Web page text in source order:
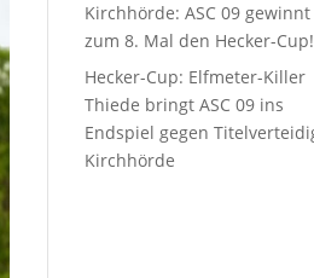
Kirchhörde: ASC 09 gewinnt
zum 8. Mal den Hecker-Cup!
Hecker-Cup: Elfmeter-Killer
Thiede bringt ASC 09 ins
Endspiel gegen
Kirchhörde